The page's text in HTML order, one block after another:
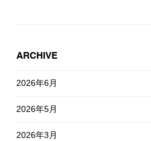
ARCHIVE
2026年6月
2026年5月
2026年3月